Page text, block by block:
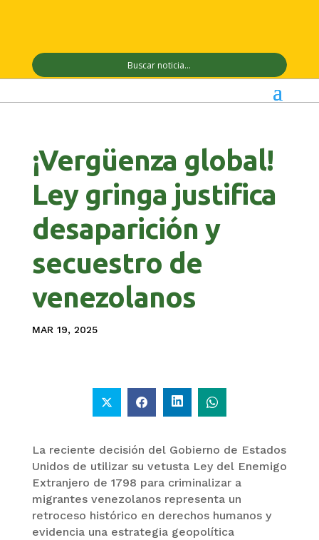
¡Vergüenza global!
Ley gringa justifica
desaparición y
secuestro de
venezolanos
MAR 19, 2025
La reciente decisión del Gobierno de Estados
Unidos de utilizar su vetusta Ley del Enemigo
Extranjero de 1798 para criminalizar a
migrantes venezolanos representa un
retroceso histórico en derechos humanos y
evidencia una estrategia geopolítica